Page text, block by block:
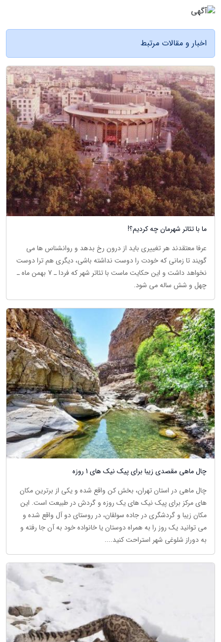
اخبار و مقالات مرتبط
ما با تئاتر شهرمان چه کردیم؟!
عرفا معتقدند هر تغییری باید از درون رخ بدهد و روانشناس ها می
گویند تا زمانی که خودت را دوست نداشته باشی، دیگری هم ترا دوست
نخواهد داشت و این حکایت ماست با تئاتر شهر که فردا ـ 7 بهمن ماه ـ
چهل و شش ساله می شود.
چال ماهی مقصدی زیبا برای پیک نیک های 1 روزه
چال ماهی در استان تهران، بخش کن واقع شده و یکی از برترین مکان
های مرکز برای پیک نیک های یک روزه و گردش در طبیعت است. این
مکان زیبا و گردشگری در جاده سولقان، در روستای دو آل واقع شده و
می توانید یک روز را به همراه دوستان یا خانواده خود به آن جا رفته و
به دوراز شلوغی شهر استراحت کنید....